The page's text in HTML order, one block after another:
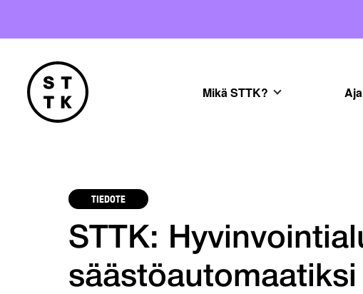
Mikä STTK?
TIEDOTE
STTK: